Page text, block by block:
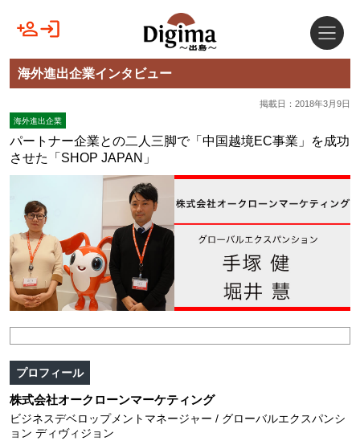
海外進出企業インタビュー
掲載日：2018年3月9日
海外進出企業
パートナー企業との二人三脚で「中国越境EC事業」を成功
させた「SHOP JAPAN」
プロフィール
株式会社オークローンマーケティング
ビジネスデベロップメントマネージャー / グローバルエクスパンシ
ョン ディヴィジョン